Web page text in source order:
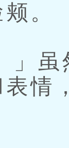
。
虽
情